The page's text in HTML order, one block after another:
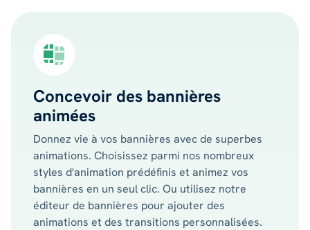
Concevoir des bannières
animées
Donnez vie à vos bannières avec de superbes
animations. Choisissez parmi nos nombreux
styles d'animation prédéfinis et animez vos
bannières en un seul clic. Ou utilisez notre
éditeur de bannières pour ajouter des
animations et des transitions personnalisées.